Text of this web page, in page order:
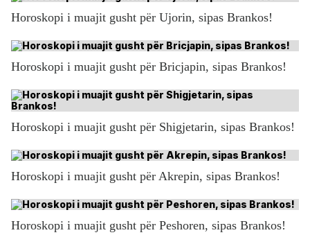
Horoskopi i muajit gusht për Ujorin, sipas Brankos!
Horoskopi i muajit gusht për Bricjapin, sipas Brankos!
Horoskopi i muajit gusht për Shigjetarin, sipas Brankos!
Horoskopi i muajit gusht për Akrepin, sipas Brankos!
Horoskopi i muajit gusht për Peshoren, sipas Brankos!